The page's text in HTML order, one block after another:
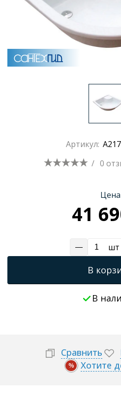
Душевые кабины
Полотенцесушители
Аксессуары для
Душевые поддоны
Душевые уголки и
Артикул:
/ 0
Цена
41
шт
В
В
Сравнить
% Хотите